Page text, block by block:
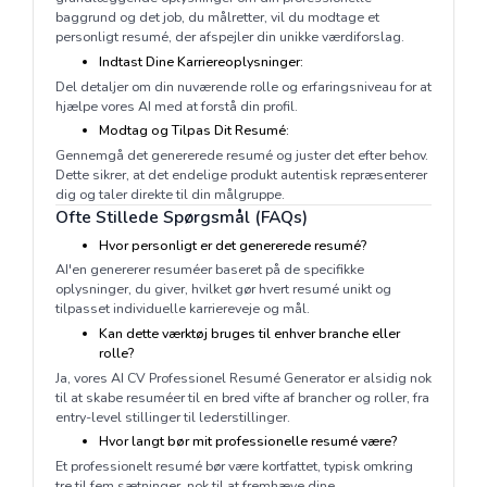
baggrund og det job, du målretter, vil du modtage et
personligt resumé, der afspejler din unikke værdiforslag.
Indtast Dine Karriereoplysninger:
Del detaljer om din nuværende rolle og erfaringsniveau for at
hjælpe vores AI med at forstå din profil.
Modtag og Tilpas Dit Resumé:
Gennemgå det genererede resumé og juster det efter behov.
Dette sikrer, at det endelige produkt autentisk repræsenterer
dig og taler direkte til din målgruppe.
Ofte Stillede Spørgsmål (FAQs)
Hvor personligt er det genererede resumé?
AI'en genererer resuméer baseret på de specifikke
oplysninger, du giver, hvilket gør hvert resumé unikt og
tilpasset individuelle karriereveje og mål.
Kan dette værktøj bruges til enhver branche eller
rolle?
Ja, vores AI CV Professionel Resumé Generator er alsidig nok
til at skabe resuméer til en bred vifte af brancher og roller, fra
entry-level stillinger til lederstillinger.
Hvor langt bør mit professionelle resumé være?
Et professionelt resumé bør være kortfattet, typisk omkring